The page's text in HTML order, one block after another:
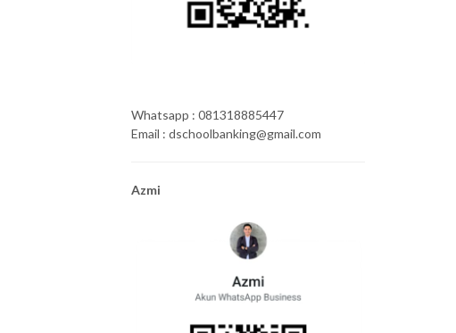
Whatsapp : 081318885447
Email : dschoolbanking@gmail.com
Azmi